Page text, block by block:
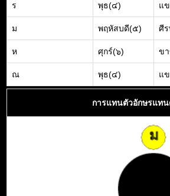
ร พุธ(๔) แ
ม พฤหัสบดี(๕) ศี
ห ศุกร์(๖) ข
ณ พุธ(๔) แ
การแทนตัวอักษรแท